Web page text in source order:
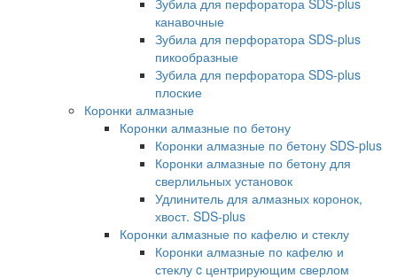
Зубила для перфоратора SDS-plus
канавочные
Зубила для перфоратора SDS-plus
пикообразные
Зубила для перфоратора SDS-plus
плоские
Коронки алмазные
Коронки алмазные по бетону
Коронки алмазные по бетону SDS-plus
Коронки алмазные по бетону для
сверлильных установок
Удлинитель для алмазных коронок,
хвост. SDS-plus
Коронки алмазные по кафелю и стеклу
Коронки алмазные по кафелю и
стеклу c центрирующим сверлом